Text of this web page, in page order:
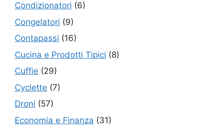
Condizionatori (6)
Congelatori (9)
Contapassi (16)
Cucina e Prodotti Tipici (8)
Cuffie (29)
Cyclette (7)
Droni (57)
Economia e Finanza (31)